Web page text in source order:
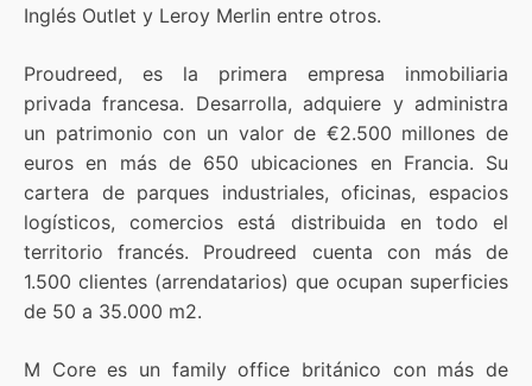
Inglés Outlet y Leroy Merlin entre otros.
Proudreed, es la primera empresa inmobiliaria
privada francesa. Desarrolla, adquiere y administra
un patrimonio con un valor de €2.500 millones de
euros en más de 650 ubicaciones en Francia. Su
cartera de parques industriales, oficinas, espacios
logísticos, comercios está distribuida en todo el
territorio francés. Proudreed cuenta con más de
1.500 clientes (arrendatarios) que ocupan superficies
de 50 a 35.000 m2.
M Core es un family office británico con más de